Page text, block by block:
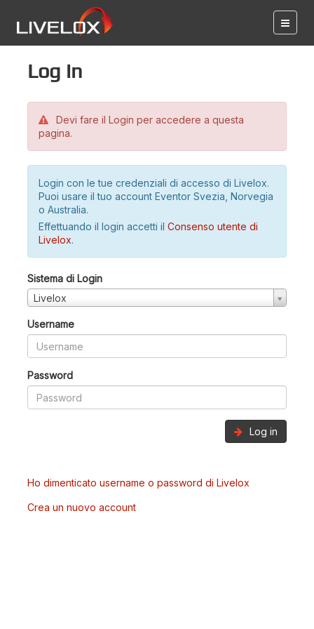
Log in
Devi fare il Login per accedere a questa
pagina.
Login con le tue credenziali di accesso di Livelox.
Puoi usare il tuo account Eventor Svezia, Norvegia
o Australia.
Effettuando il login accetti il Consenso utente di
Livelox.
Sistema di Login
Livelox
Username
Password
Log in
Ho dimenticato username o password di Livelox
Crea un nuovo account